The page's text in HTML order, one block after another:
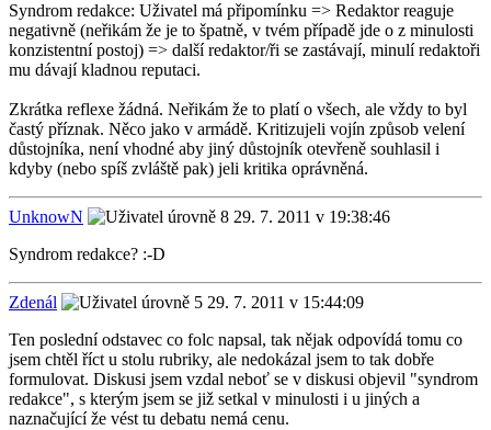
Syndrom redakce: Uživatel má připomínku => Redaktor reaguje
negativně (neřikám že je to špatně, v tvém případě jde o z minulosti
konzistentní postoj) => další redaktor/ři se zastávají, minulí redaktoři
mu dávají kladnou reputaci.
Zkrátka reflexe žádná. Neřikám že to platí o všech, ale vždy to byl
častý příznak. Něco jako v armádě. Kritizujeli vojín způsob velení
důstojníka, není vhodné aby jiný důstojník otevřeně souhlasil i
kdyby (nebo spíš zvláště pak) jeli kritika oprávněná.
UnknowN
29. 7. 2011 v 19:38:46
Syndrom redakce? :-D
Zdenál
29. 7. 2011 v 15:44:09
Ten poslední odstavec co folc napsal, tak nějak odpovídá tomu co
jsem chtěl říct u stolu rubriky, ale nedokázal jsem to tak dobře
formulovat. Diskusi jsem vzdal neboť se v diskusi objevil "syndrom
redakce", s kterým jsem se již setkal v minulosti i u jiných a
naznačující že vést tu debatu nemá cenu.